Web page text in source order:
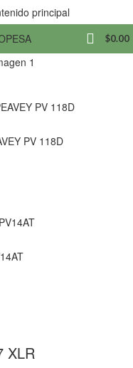
principal
$0.00
PV 118D
XLR